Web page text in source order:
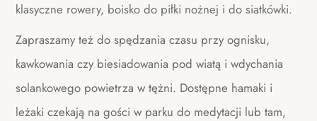
klasyczne rowery, boisko do piłki nożnej i do siatkówki.
Zapraszamy też do spędzania czasu przy ognisku,
kawkowania czy biesiadowania pod wiatą i wdychania
solankowego powietrza w tężni. Dostępne hamaki i
leżaki czekają na gości w parku do medytacji lub tam,